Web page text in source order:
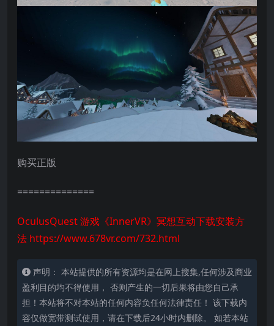
购买正版
==============
OculusQuest 游戏《InnerVR》冥想互动下载安装方
法 https://www.678vr.com/732.html
声明： 本站提供的所有资源均是在网上搜集,任何涉及商业
盈利目的均不得使用， 否则产生的一切后果将由您自己承
担！本站将不对本站的任何内容负任何法律责任！ 该下载内
容仅做宽带测试使用，请在下载后24小时内删除。 如若本站